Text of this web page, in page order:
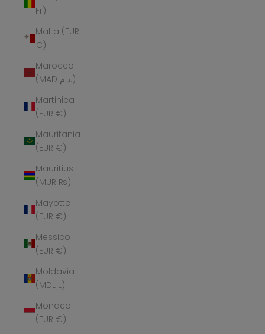
Fr)
Malta (EUR
€)
Marocco
(MAD د.م.)
Martinica
(EUR €)
Mauritania
(EUR €)
Mauritius
(MUR ₨)
Mayotte
(EUR €)
Messico
(EUR €)
Moldavia
(MDL L)
Monaco
(EUR €)